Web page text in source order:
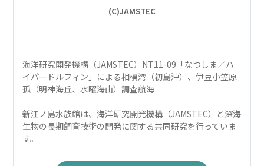
(C)JAMSTEC
海洋研究開発機構（JAMSTEC）NT11-09「なつしま／ハ
イパードルフィン」による相模湾（初島沖）、伊豆小笠原
孤（明神海丘、水曜海山）調査航海
新江ノ島水族館は、海洋研究開発機構（JAMSTEC）と深海
生物の長期飼育技術の開発に関する共同研究を行っていま
す。